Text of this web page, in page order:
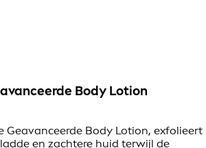
Body Lotion
Geavanceerde Body Lotion, exfolieert
en zachtere huid terwijl de